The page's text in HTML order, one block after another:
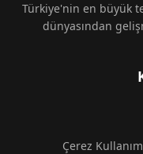
Türkiye'nin en büyük
dünyasından
Çerez